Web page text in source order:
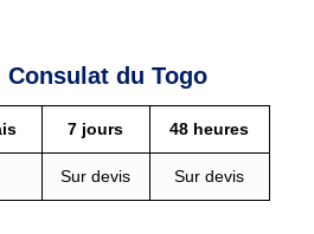
du Togo
7 jours 48 heures
Sur devis Sur devis